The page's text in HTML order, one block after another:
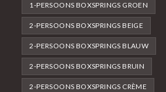
1-PERSOONS BOXSPRINGS GROEN
2-PERSOONS BOXSPRINGS BEIGE
2-PERSOONS BOXSPRINGS BLAUW
2-PERSOONS BOXSPRINGS BRUIN
2-PERSOONS BOXSPRINGS CRÈME